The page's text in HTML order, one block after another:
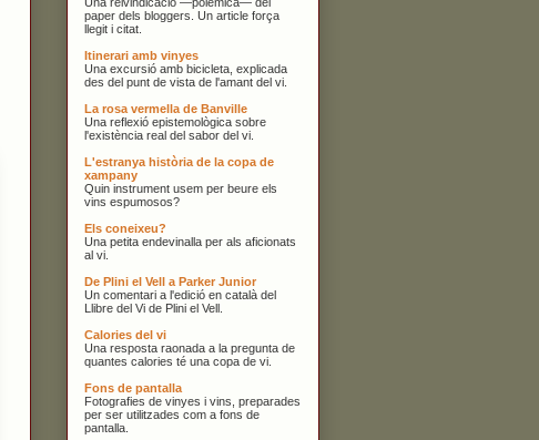
paper dels bloggers. Un article força
llegit i citat.
Itinerari amb vinyes
Una excursió amb bicicleta, explicada
des del punt de vista de l'amant del vi.
La rosa vermella de Banville
Una reflexió epistemològica sobre
l'existència real del sabor del vi.
L'estranya història de la copa de
xampany
Quin instrument usem per beure els
vins espumosos?
Els coneixeu?
Una petita endevinalla per als aficionats
al vi.
De Plini el Vell a Parker Junior
Un comentari a l'edició en català del
Llibre del Vi de Plini el Vell.
Calories del vi
Una resposta raonada a la pregunta de
quantes calories té una copa de vi.
Fons de pantalla
Fotografies de vinyes i vins, preparades
per ser utilitzades com a fons de
pantalla.